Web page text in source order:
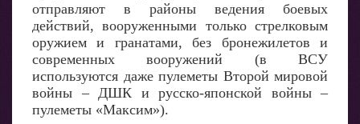
отправляют в районы ведения боевых
действий, вооруженными только стрелковым
оружием и гранатами, без бронежилетов и
современных вооружений (в ВСУ
используются даже пулеметы Второй мировой
войны – ДШК и русско-японской войны –
пулеметы «Максим»).